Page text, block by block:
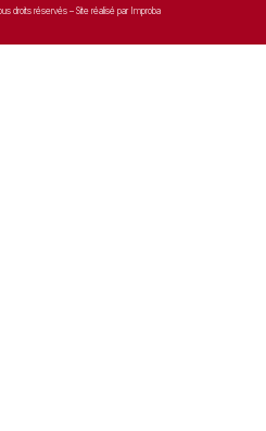
droits réservés – Site réalisé par Improba